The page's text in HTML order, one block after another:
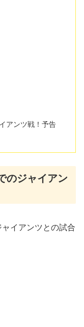
アンツ戦！予告
のジャイアン
イアンツとの試合